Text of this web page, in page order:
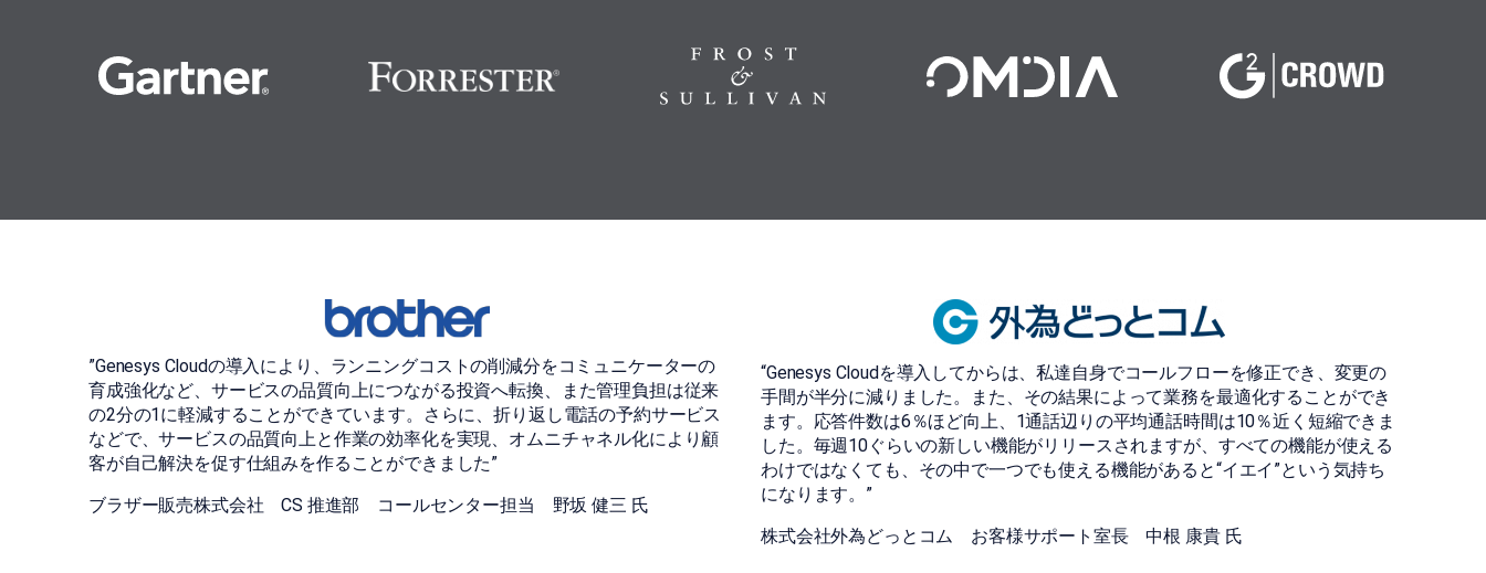
”Genesys Cloudの導入により、ランニングコストの削減分をコミュニケーターの
育成強化など、サービスの品質向上につながる投資へ転換、また管理負担は従来
の2分の1に軽減することができています。さらに、折り返し電話の予約サービス
などで、サービスの品質向上と作業の効率化を実現、オムニチャネル化により顧
客が自己解決を促す仕組みを作ることができました”
ブラザー販売株式会社 CS 推進部 コールセンター担当 野坂 健三 氏
“Genesys Cloudを導入してからは、私達自身でコールフローを修正でき、変更の
手間が半分に減りました。また、その結果によって業務を最適化することができ
ます。応答件数は6％ほど向上、1通話辺りの平均通話時間は10％近く短縮できま
した。毎週10ぐらいの新しい機能がリリースされますが、すべての機能が使える
わけではなくても、その中で一つでも使える機能があると“イエイ”という気持ち
になります。”
株式会社外為どっとコム お客様サポート室長 中根 康貴 氏